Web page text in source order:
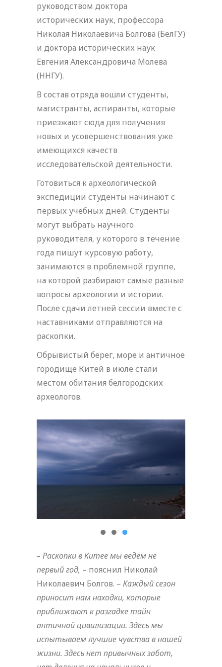
руководством доктора
исторических наук, профессора
Николая Николаевича Болгова (БелГУ)
и доктора исторических наук
Евгения Александровича Молева
(ННГУ).
В состав отряда вошли студенты,
магистранты, аспиранты, которые
приезжают сюда для получения
новых и усовершенствования уже
имеющихся качеств
исследовательской деятельности.
Готовиться к археологической
экспедиции студенты начинают с
первых учебных дней. Студенты
могут выбрать научного
руководителя, у которого в течение
года пишут курсовую работу,
занимаются в проблемной группе,
на которой разбирают самые разные
вопросы археологии и истории.
После сдачи летней сессии вместе с
наставниками отправляются на
раскопки.
Обрывистый берег, море и античное
городище Китей в июле стали
местом обитания белгородских
археологов.
– Раскопки в Китее мы ведём не
первый год, – пояснил Николай
Николаевич Болгов. – Каждый сезон
приносит нам находки, которые
приближают к разгадке тайн
античной цивилизации. Здесь мы
испытываем лучшие чувства в нашей
жизни. Здесь нет привычных забот,